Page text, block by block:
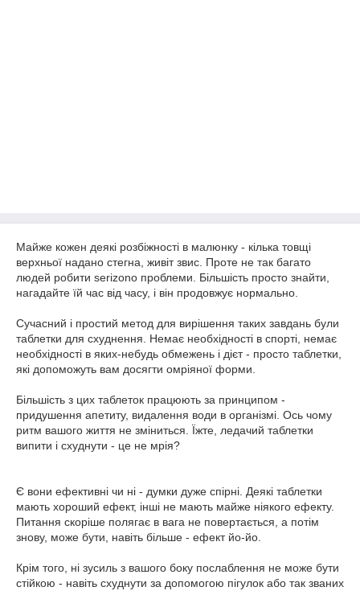
Майже кожен деякі розбіжності в малюнку - кілька товщі
верхньої надано стегна, живіт звис. Проте не так багато
людей робити serizono проблеми. Більшість просто знайти,
нагадайте їй час від часу, і він продовжує нормально.
Сучасний і простий метод для вирішення таких завдань були
таблетки для схуднення. Немає необхідності в спорті, немає
необхідності в яких-небудь обмежень і дієт - просто таблетки,
які допоможуть вам досягти омріяної форми.
Більшість з цих таблеток працюють за принципом -
придушення апетиту, видалення води в організмі. Ось чому
ритм вашого життя не зміниться. Їжте, ледачий таблетки
випити і схуднути - це не мрія?
Є вони ефективні чи ні - думки дуже спірні. Деякі таблетки
мають хороший ефект, інші не мають майже ніякого ефекту.
Питання скоріше полягає в вага не повертається, а потім
знову, може бути, навіть більше - ефект йо-йо.
Крім того, ні зусиль з вашого боку послаблення не може бути
стійкою - навіть схуднути за допомогою пігулок або так званих